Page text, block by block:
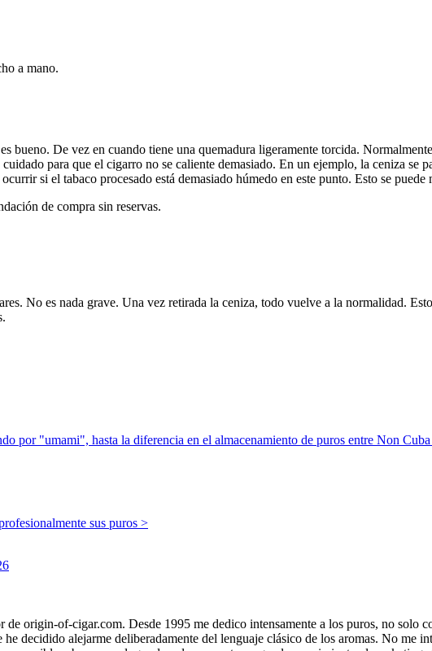
a mano.
bueno. De vez en cuando tiene una quemadura ligeramente torcida.
para que el cigarro no se caliente demasiado. En un ejemplo, la ceniza se
si el tabaco procesado está demasiado húmedo en este punto. Esto se
de compra sin reservas.
No es nada grave. Una vez retirada la ceniza, todo vuelve a la normalidad.
por "umami", hasta la diferencia en el almacenamiento de puros entre Non
sus puros >
origin-of-cigar.com. Desde 1995 me dedico intensamente a los puros, no solo
decidido alejarme deliberadamente del lenguaje clásico de los aromas. No me